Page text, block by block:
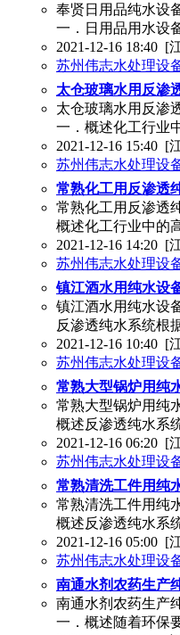
奉贤日用品纯水设
一．日用品用水设
2021-12-16 18:40 [
苏州伟志水处理设
太仓玻璃水用反渗
太仓玻璃水用反渗
一．概述化工行业
2021-12-16 15:40 [
苏州伟志水处理设
常熟化工用反渗透
常熟化工用反渗透
概述化工行业中的
2021-12-16 14:20 [
苏州伟志水处理设
镇江酒水用纯水设
镇江酒水用纯水设
反渗透纯水系统根
2021-12-16 10:40 [
苏州伟志水处理设
常熟大型锅炉用纯
常熟大型锅炉用纯
概述反渗透纯水系
2021-12-16 06:20 [
苏州伟志水处理设
常熟清洗工件用纯
常熟清洗工件用纯
概述反渗透纯水系
2021-12-16 05:00 [
苏州伟志水处理设
南通水剂农药生产
南通水剂农药生产
一．概述随着环保